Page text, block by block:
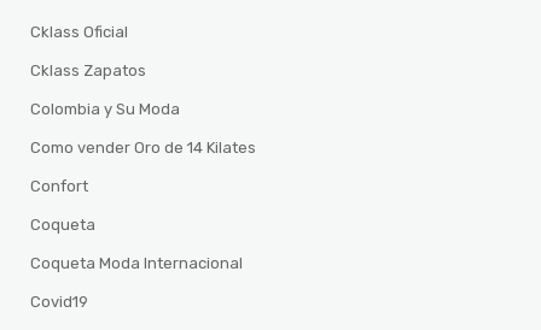
Cklass Oficial
Cklass Zapatos
Colombia y Su Moda
Como vender Oro de 14 Kilates
Confort
Coqueta
Coqueta Moda Internacional
Covid19